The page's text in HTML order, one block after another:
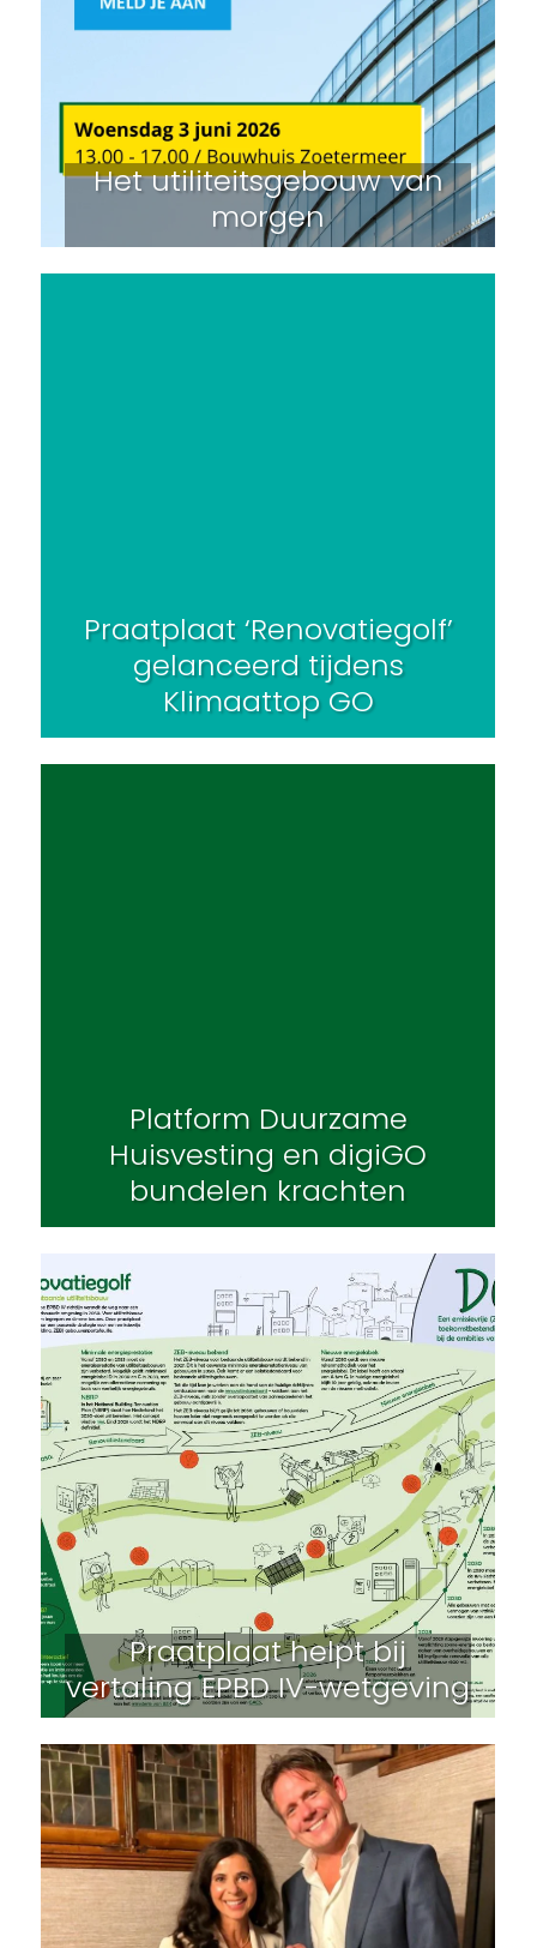
Het utiliteitsgebouw van
morgen
Praatplaat ‘Renovatiegolf’
gelanceerd tijdens
Klimaattop GO
Platform Duurzame
Huisvesting en digiGO
bundelen krachten
Praatplaat helpt bij
vertaling EPBD IV-wetgeving